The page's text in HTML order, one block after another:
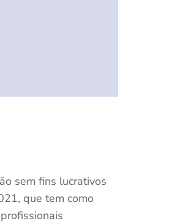
sem fins lucrativos
que tem como